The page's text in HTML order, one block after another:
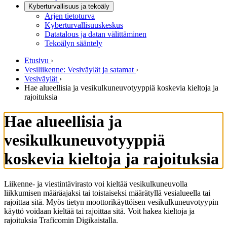
Kyberturvallisuus ja tekoäly
Arjen tietoturva
Kyberturvallisuuskeskus
Datatalous ja datan välittäminen
Tekoälyn sääntely
Etusivu ›
Vesiliikenne: Vesiväylät ja satamat ›
Vesiväylät ›
Hae alueellisia ja vesikulkuneuvotyyppiä koskevia kieltoja ja
rajoituksia
Hae alueellisia ja
vesikulkuneuvotyyppiä
koskevia kieltoja ja rajoituksia
Liikenne- ja viestintävirasto voi kieltää vesikulkuneuvolla
liikkumisen määräajaksi tai toistaiseksi määrätyllä vesialueella tai
rajoittaa sitä. Myös tietyn moottorikäyttöisen vesikulkuneuvotyypin
käyttö voidaan kieltää tai rajoittaa sitä. Voit hakea kieltoja ja
rajoituksia Traficomin Digikaistalla.